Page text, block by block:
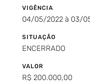
VIGÊNCIA
04/05/2022 à 03/
SITUAÇÃO
ENCERRADO
VALOR
R$ 200.000,00